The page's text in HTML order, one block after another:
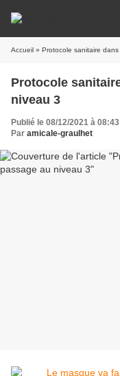
Accueil » Protocole sanitaire
Protocole sanitaire
niveau 3
Publié le 08/12/2021 à 08:43
Par amicale-graulhet